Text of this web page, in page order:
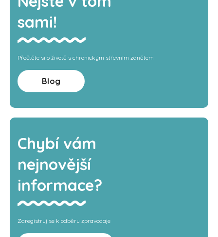
sami!
Přečtěte si o životě s chronickým střevním zánětem
Blog
Chybí vám
nejnovější
informace?
Zaregistruj se k odběru zpravodaje